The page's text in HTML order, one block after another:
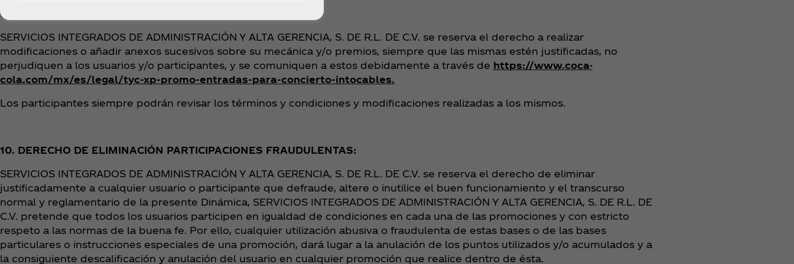
9. MODIFICACIONES Y/O ANEXOS:
SERVICIOS INTEGRADOS DE ADMINISTRACIÓN Y ALTA GERENCIA, S. DE R.L. DE C.V. se reserva el derecho a realizar
modificaciones o añadir anexos sucesivos sobre su mecánica y/o premios, siempre que las mismas estén justificadas, no
perjudiquen a los usuarios y/o participantes, y se comuniquen a estos debidamente a través de https://www.coca-
cola.com/mx/es/legal/tyc-xp-promo-entradas-para-concierto-intocables.
Los participantes siempre podrán revisar los términos y condiciones y modificaciones realizadas a los mismos.
10. DERECHO DE ELIMINACIÓN PARTICIPACIONES FRAUDULENTAS:
SERVICIOS INTEGRADOS DE ADMINISTRACIÓN Y ALTA GERENCIA, S. DE R.L. DE C.V. se reserva el derecho de eliminar
justificadamente a cualquier usuario o participante que defraude, altere o inutilice el buen funcionamiento y el transcurso
normal y reglamentario de la presente Dinámica, SERVICIOS INTEGRADOS DE ADMINISTRACIÓN Y ALTA GERENCIA, S. DE R.L. DE
C.V. pretende que todos los usuarios participen en igualdad de condiciones en cada una de las promociones y con estricto
respeto a las normas de la buena fe. Por ello, cualquier utilización abusiva o fraudulenta de estas bases o de las bases
particulares o instrucciones especiales de una promoción, dará lugar a la anulación de los puntos utilizados y/o acumulados y a
la consiguiente descalificación y anulación del usuario en cualquier promoción que realice dentro de ésta.